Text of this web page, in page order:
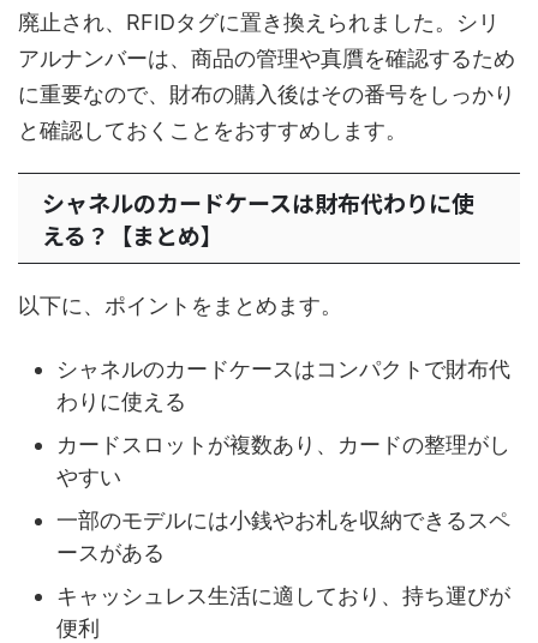
廃止され、RFIDタグに置き換えられました。シリ
アルナンバーは、商品の管理や真贋を確認するため
に重要なので、財布の購入後はその番号をしっかり
と確認しておくことをおすすめします。
シャネルのカードケースは財布代わりに使
える？【まとめ】
以下に、ポイントをまとめます。
シャネルのカードケースはコンパクトで財布代
わりに使える
カードスロットが複数あり、カードの整理がし
やすい
一部のモデルには小銭やお札を収納できるスペ
ースがある
キャッシュレス生活に適しており、持ち運びが
便利